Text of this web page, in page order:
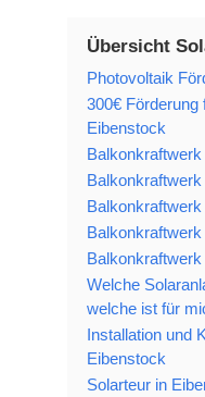
Übersicht
Photovoltaik
300€
Eibenstock
Balkonkraftwerk
Balkonkraftwerk
Balkonkraftwerk
Welche
welche ist für
Installation und
Eibenstock
Solarteur in